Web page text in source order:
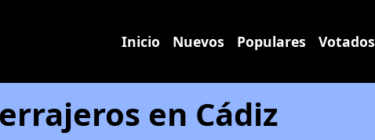
Inicio Nuevos Populares Votados
en Cádiz